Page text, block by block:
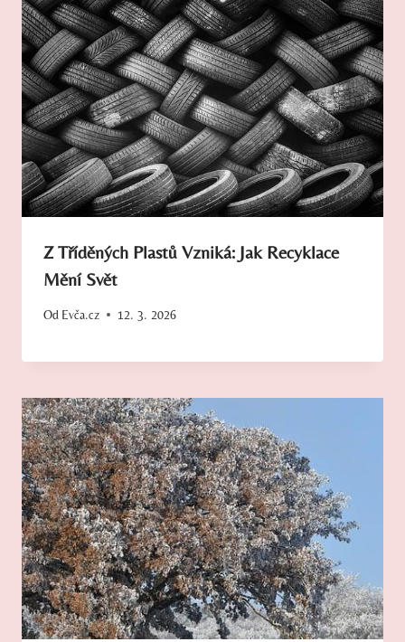
Z Tříděných Plastů Vzniká: Jak Recyklace
Mění Svět
Od Evča.cz 12. 3. 2026